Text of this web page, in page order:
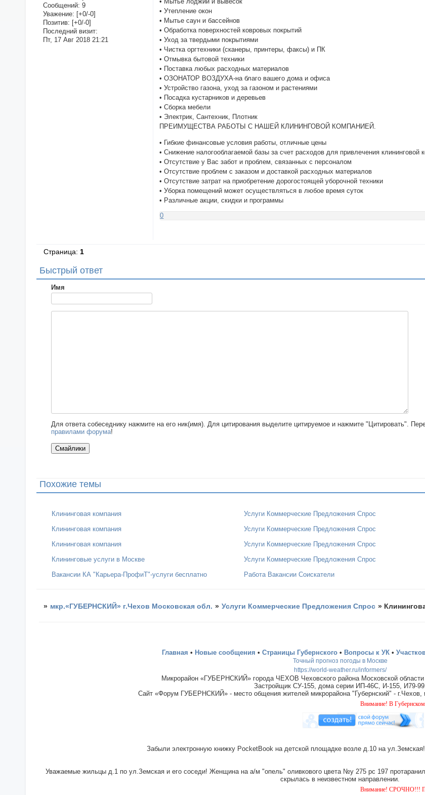
Сообщений: 9
Уважение: [+0/-0]
Позитив: [+0/-0]
Последний визит:
Пт, 17 Авг 2018 21:21
• Утепление окон
• Мытье саун и бассейнов
• Обработка поверхностей ковровых покрытий
• Уход за твердыми покрытиями
• Чистка оргтехники (сканеры, принтеры, факсы) и ПК
• Отмывка бытовой техники
• Поставка любых расходных материалов
• ОЗОНАТОР ВОЗДУХА-на благо вашего дома и офиса
• Устройство газона, уход за газоном и растениями
• Посадка кустарников и деревьев
• Сборка мебели
• Электрик, Сантехник, Плотник
ПРЕИМУЩЕСТВА РАБОТЫ С НАШЕЙ КЛИНИНГОВОЙ КОМПАНИЕЙ.
• Гибкие финансовые условия работы, отличные цены
• Снижение налогооблагаемой базы за счет расходов для привлечения клининговой
• Отсутствие у Вас забот и проблем, связанных с персоналом
• Отсутствие проблем с заказом и доставкой расходных материалов
• Отсутствие затрат на приобретение дорогостоящей уборочной техники
• Уборка помещений может осуществляться в любое время суток
• Различные акции, скидки и программы
0
Страница: 1
Быстрый ответ
Имя
Для ответа собеседнику нажмите на его ник(имя). Для цитирования выделите цитируемое и нажмите "Цитировать".
правилами форума!
Похожие темы
Клининговая компания Услуги Коммерческие Предложения Спрос
Клининговая компания
Услуги Коммерческие Предложения Спрос
Клининговая компания
Услуги Коммерческие Предложения Спрос
Клининговые услуги в Москве
Услуги Коммерческие Предложения Спрос
Вакансии КА "Карьера-ПрофиТ"-услуги бесплатно
Работа Вакансии Соискатели
» мкр.«ГУБЕРНСКИЙ» г.Чехов Московская обл. » Услуги Коммерческие Предложения Спрос »
Главная • Новые сообщения • Страницы Губернского • Вопросы к УК •
Точный прогноз погоды в Москве
https://world-weather.ru/informers/
Микрорайон «ГУБЕРНСКИЙ» города ЧЕХОВ Чеховского района Московской
Застройщик СУ-155, дома серии ИП-46С, И-155, И79-
Сайт «Форум ГУБЕРНСКИЙ» - место общения жителей микрорайона "Губернский" - г.Чехов,
Внимание! В Губернском орудует
Забыли электронную книжку PocketBook на детской площадке возле д.10 на
Уважаемые жильцы д.1 по ул.Земская и его соседи! Женщина на а/м "опель" оливкового цвета №у 275 рс 197
скрылась в неизвестном направлении.
Внимание! СРОЧНО!!! Пропала